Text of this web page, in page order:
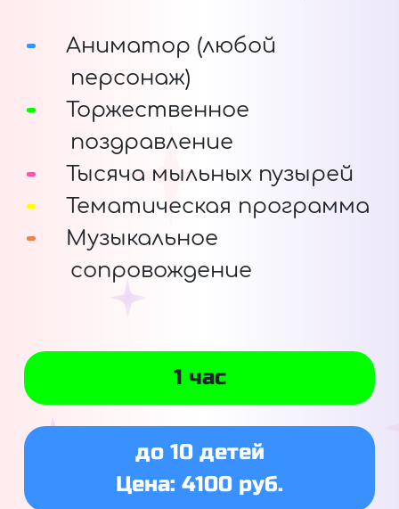
Аниматор (любой
персонаж)
Торжественное
поздравление
Тысяча мыльных пузырей
Тематическая программа
Музыкальное
сопровождение
1 час
до 10 детей
Цена: 4100 руб.